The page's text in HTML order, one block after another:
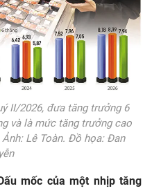
II/2026, đưa tăng trưởng 6
và là mức tăng trưởng cao
Lê Toàn. Đồ họa: Đan
mốc của một nhịp tăng